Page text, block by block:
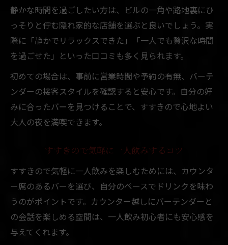
静かな時間を過ごしたい方は、ビルの一角や路地裏にひ
っそりと佇む隠れ家的な店舗を選ぶと良いでしょう。実
際に「静かでリラックスできた」「一人でも贅沢な時間
を過ごせた」といった口コミも多く見られます。
初めての場合は、事前に営業時間や予約の有無、バーテ
ンダーの接客スタイルを確認すると安心です。自分の好
みに合ったバーを見つけることで、すすきので心地よい
大人の夜を満喫できます。
すすきので気軽に一人飲みするコツ
すすきので気軽に一人飲みを楽しむためには、カウンタ
ー席のあるバーを選び、自分のペースでドリンクを味わ
うのがポイントです。カウンター越しにバーテンダーと
の会話を楽しめる空間は、一人飲み初心者にも安心感を
与えてくれます。